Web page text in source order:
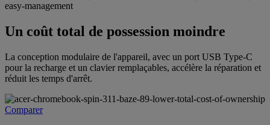
Un coût total de possession moindre
La conception modulaire de l'appareil, avec un port USB Type-C
pour la recharge et un clavier remplaçables, accélère la réparation et
réduit les temps d'arrêt.
Comparer